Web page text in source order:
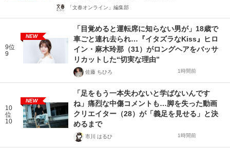
「文春オンライン」編集部
9位
9
NEW
「目覚めると運転席に知らない男が」18歳で
車ごと連れ去られ…『イタズラなKiss』ヒロ
イン・麻木玲那（31）がロングヘアをバッサ
リカットした“切実な理由”
佐藤 ちひろ 1時間前
10
位
10
NEW
「足をもう一本失わないと学ばないんです
ね」痛烈な中傷コメントも…脚を失った動画
クリエイター（28）が「義足を見せる」と決
めるまで
市川 はるひ 1時間前